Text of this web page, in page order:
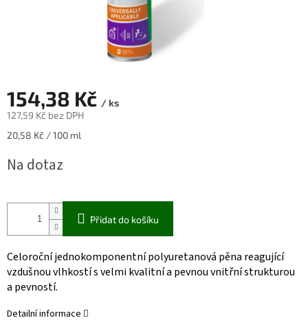
154,38 Kč / ks
127,59 Kč bez DPH
Měrná
20,58 Kč / 100 ml
Na dotaz
Přidat do košíku
Celoroční jednokomponentní polyuretanová pěna reagující
vzdušnou vlhkostí s velmi kvalitní a pevnou vnitřní strukturou
a pevností.
Detailní informace